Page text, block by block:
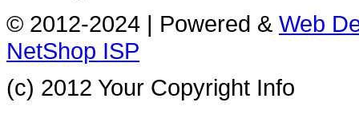
© 2012-2024 | Powered & Web
NetShop ISP
(c) 2012 Your Copyright Info